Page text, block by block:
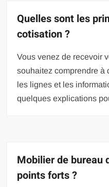
Quelles sont les
cotisation ?
Vous venez de recevoir
souhaitez comprendre à
les lignes et les
quelques explications
Mobilier de bureau
points forts ?